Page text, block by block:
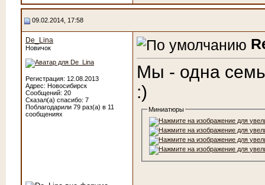
09.02.2014, 17:58
De_Lina
Новичок
Регистрация: 12.08.2013
Адрес: Новосибирск
Сообщений: 20
Сказал(а) спасибо: 7
Поблагодарили 79 раз(а) в 11
сообщениях
Мы - одна
:)
Миниатюры